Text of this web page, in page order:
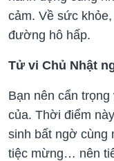
cảm. Về sức
đường hô hấp.
Tử vi Chủ Nhật
Bạn nên cẩn
của. Thời điểm
sinh bất ngờ cùng
tiệc mừng… nên